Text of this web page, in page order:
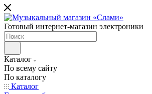
Готовый интернет-магазин электроники
Каталог
По всему сайту
По каталогу
Каталог